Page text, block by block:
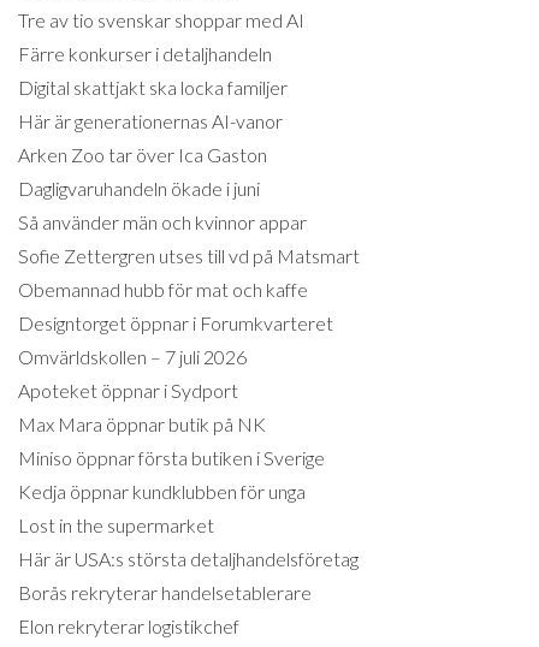
Tre av tio svenskar shoppar med AI
Färre konkurser i detaljhandeln
Digital skattjakt ska locka familjer
Här är generationernas AI-vanor
Arken Zoo tar över Ica Gaston
Dagligvaruhandeln ökade i juni
Så använder män och kvinnor appar
Sofie Zettergren utses till vd på Matsmart
Obemannad hubb för mat och kaffe
Designtorget öppnar i Forumkvarteret
Omvärldskollen – 7 juli 2026
Apoteket öppnar i Sydport
Max Mara öppnar butik på NK
Miniso öppnar första butiken i Sverige
Kedja öppnar kundklubben för unga
Lost in the supermarket
Här är USA:s största detaljhandelsföretag
Borås rekryterar handelsetablerare
Elon rekryterar logistikchef